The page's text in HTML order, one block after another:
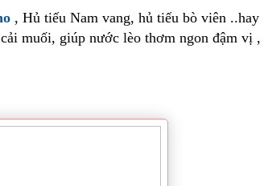
, Hủ tiếu Nam vang, hủ tiếu bò viên ..hay
muối, giúp nước lèo thơm ngon đậm vị ,